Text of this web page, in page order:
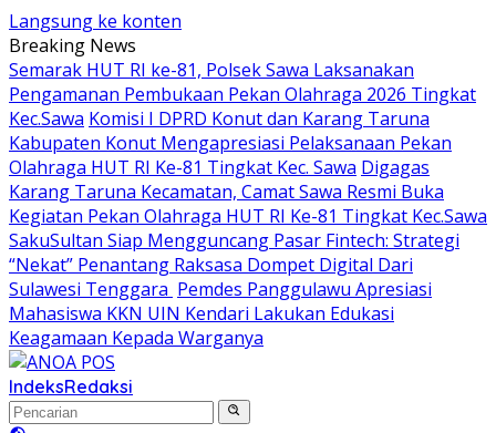
Langsung ke konten
Breaking News
Semarak HUT RI ke-81, Polsek Sawa Laksanakan
Pengamanan Pembukaan Pekan Olahraga 2026 Tingkat
Kec.Sawa Komisi I DPRD Konut dan Karang Taruna
Kabupaten Konut Mengapresiasi Pelaksanaan Pekan
Olahraga HUT RI Ke-81 Tingkat Kec. Sawa Digagas
Karang Taruna Kecamatan, Camat Sawa Resmi Buka
Kegiatan Pekan Olahraga HUT RI Ke-81 Tingkat Kec.Sawa
SakuSultan Siap Mengguncang Pasar Fintech: Strategi
“Nekat” Penantang Raksasa Dompet Digital Dari
Sulawesi Tenggara Pemdes Panggulawu Apresiasi
Mahasiswa KKN UIN Kendari Lakukan Edukasi
Keagamaan Kepada Warganya
IndeksRedaksi